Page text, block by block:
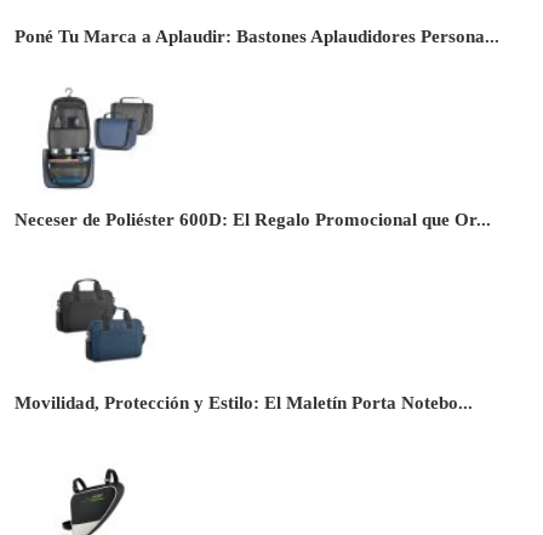
Poné Tu Marca a Aplaudir: Bastones Aplaudidores Persona...
Neceser de Poliéster 600D: El Regalo Promocional que Or...
Movilidad, Protección y Estilo: El Maletín Porta Notebo...